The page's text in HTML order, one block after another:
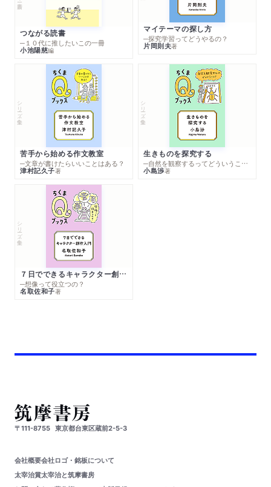
つながる読書
─１０代に推したいこの一冊
小池陽慈編
マイテーマの探し方
─探究学習ってどうやるの？
片岡則夫著
シリーズ・全集
苦手から始める作文教室
─文章が書けたらいいことはある？
津村記久子著
シリーズ・全集
生きものを探究する
─自然を観察するってどういうこと？
小島渉著
シリーズ・全集
７日でできるキャラクター創作入門
─想像って役立つの？
名取佐和子著
〒111-8755 東京都台東区蔵前2-5-3
会社概要会社ロゴ・銘板について
太宰治賞太宰治と筑摩書房